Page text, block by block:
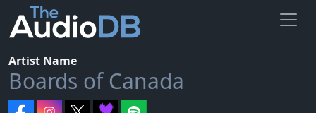
Artist Name
Boards of Canada